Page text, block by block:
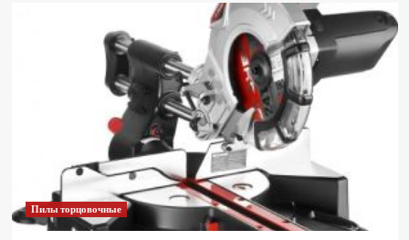
Пилы торцовочные